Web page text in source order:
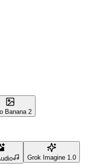
Banana 2
Grok Imagine 1.0